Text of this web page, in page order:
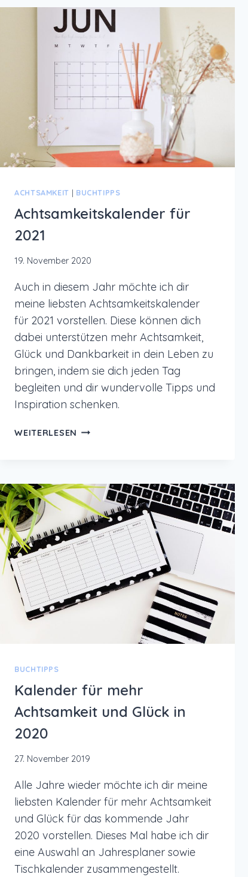
ACHTSAMKEIT | BUCHTIPPS
Achtsamkeitskalender für
2021
19. November 2020
Auch in diesem Jahr möchte ich dir
meine liebsten Achtsamkeitskalender
für 2021 vorstellen. Diese können dich
dabei unterstützen mehr Achtsamkeit,
Glück und Dankbarkeit in dein Leben zu
bringen, indem sie dich jeden Tag
begleiten und dir wundervolle Tipps und
Inspiration schenken.
WEITERLESEN ACHTSAMKEITSKALENDER
BUCHTIPPS
Kalender für mehr
Achtsamkeit und Glück in
2020
27. November 2019
Alle Jahre wieder möchte ich dir meine
liebsten Kalender für mehr Achtsamkeit
und Glück für das kommende Jahr
2020 vorstellen. Dieses Mal habe ich dir
eine Auswahl an Jahresplaner sowie
Tischkalender zusammengestellt.